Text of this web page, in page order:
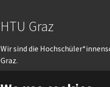
HTU Graz
Wir sind die
Graz.